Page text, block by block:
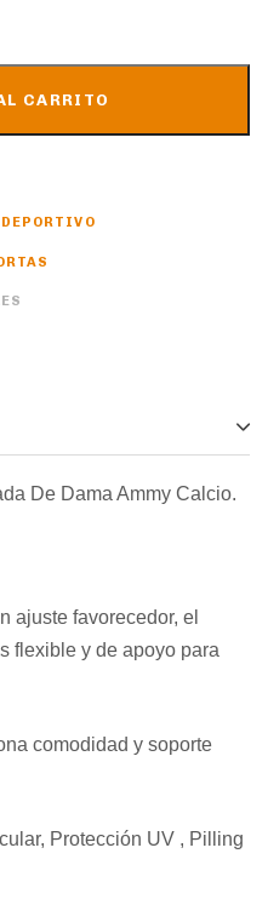
CARRITO
DEPORTIVO
De Dama Ammy Calcio.
ajuste favorecedor, el
flexible y de apoyo para
comodidad y soporte
Protección UV , Pilling